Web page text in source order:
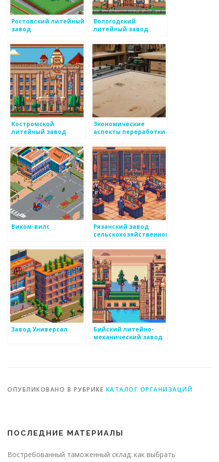
Ростовский литейный
завод
Вологодский
литейный завод
Костромской
литейный завод
Экономические
аспекты переработки
Виком-вилс
Рязанский завод
сельскохозяйственного
Завод Универсал
Бийский литейно-
механический завод
ОПУБЛИКОВАНО В РУБРИКЕ КАТАЛОГ ОРГАНИЗАЦИЙ
ПОСЛЕДНИЕ МАТЕРИАЛЫ
Востребованный таможенный склад: как выбрать